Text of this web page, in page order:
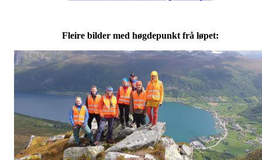
Fleire bilder med høgdepunkt frå løpet: